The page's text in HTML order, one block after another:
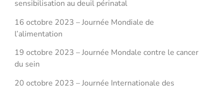
sensibilisation au deuil périnatal
16 octobre 2023 – Journée Mondiale de
l’alimentation
19 octobre 2023 – Journée Mondale contre le cancer
du sein
20 octobre 2023 – Journée Internationale des